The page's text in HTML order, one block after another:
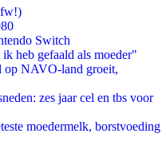
Switch
heb gefaald als moeder"
op NAVO-land groeit,
zes jaar cel en tbs voor
moedermelk, borstvoeding